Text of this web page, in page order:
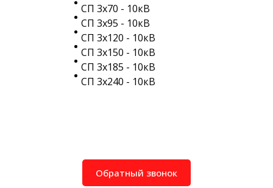
СП 3х70 - 10кВ
СП 3х95 - 10кВ
СП 3х120 - 10кВ
СП 3х150 - 10кВ
СП 3х185 - 10кВ
СП 3х240 - 10кВ
Обратный звонок